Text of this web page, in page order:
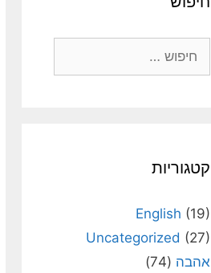
קטגוריות
English (19)
Uncategorized (27)
אהבה (74)